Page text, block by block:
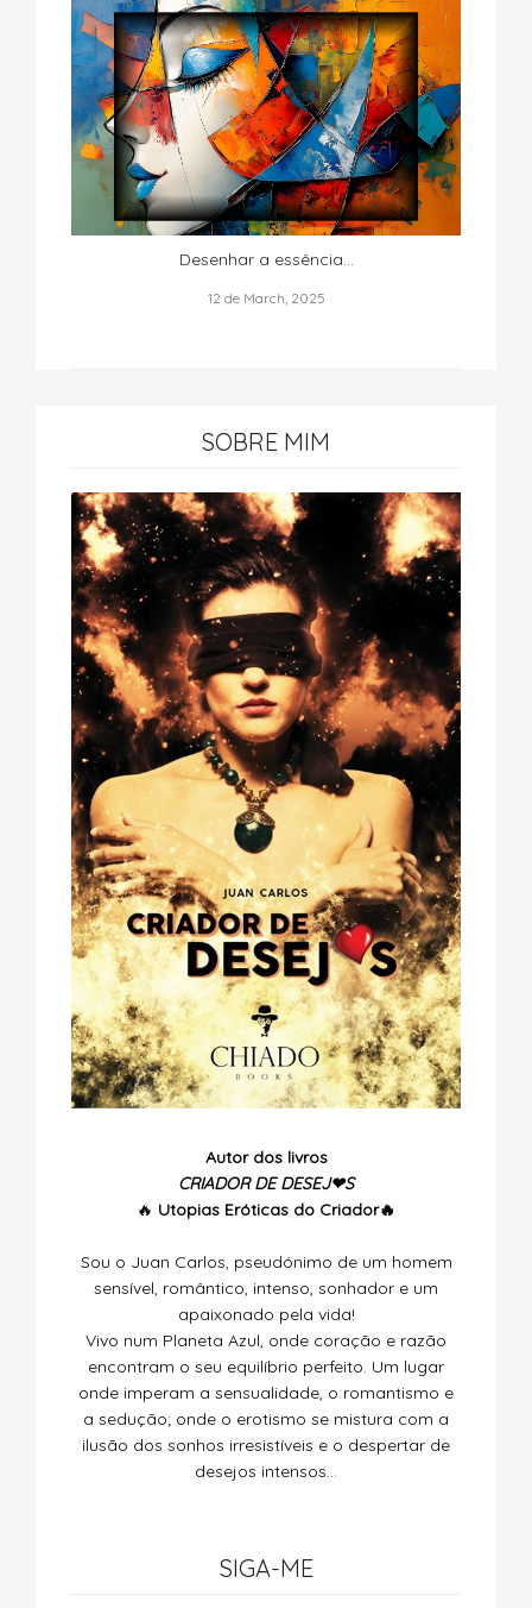
Desenhar a essência...
12 de March, 2025
SOBRE MIM
Autor dos livros
CRIADOR DE DESEJ❤S
🔥 Utopias Eróticas do Criador🔥
Sou o Juan Carlos, pseudónimo de um homem
sensível, romântico, intenso, sonhador e um
apaixonado pela vida!
Vivo num Planeta Azul, onde coração e razão
encontram o seu equilíbrio perfeito. Um lugar
onde imperam a sensualidade, o romantismo e
a sedução; onde o erotismo se mistura com a
ilusão dos sonhos irresistíveis e o despertar de
desejos intensos…
SIGA-ME